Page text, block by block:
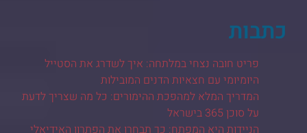
כתבות
פריט חובה נצחי במלתחה: איך לשדרג את הסטייל
היומיומי עם חצאיות הדנים המובילות
המדריך המלא למהפכת ההימורים: כל מה שצריך לדעת
על סוכן 365 בישראל
הניידות היא המפתח: כך תבחרו את הפתרון האידיאלי